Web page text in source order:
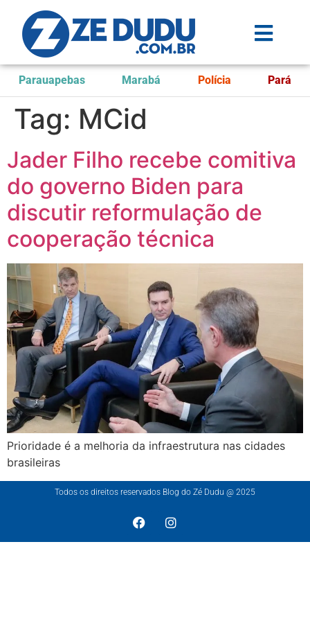
Parauapebas Marabá Polícia Pará
Tag: MCid
Jader Filho recebe comitiva
do governo Biden para
discutir reformulação de
cooperação técnica
Prioridade é a melhoria da infraestrutura nas cidades
brasileiras
Todos os direitos reservados Blog do Zé Dudu @ 2025